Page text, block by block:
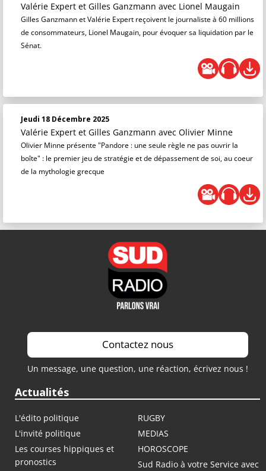
Valérie Expert et Gilles Ganzmann avec Lionel Maugain
Gilles Ganzmann et Valérie Expert reçoivent le journaliste à 60 millions
de consommateurs, Lionel Maugain, pour évoquer sa liquidation par le
Sénat.
Jeudi 18 Décembre 2025
Valérie Expert et Gilles Ganzmann avec Olivier Minne
Olivier Minne présente "Pandore : une seule règle ne pas ouvrir la
boîte" : le premier jeu de stratégie et de dépassement de soi, au coeur
de la mythologie grecque
Contactez nous
Un message, une question, une réaction, écrivez nous !
Actualités
L'édito politique
RUGBY
L'invité politique
MEDIAS
Les courses hippiques et
pronostics
HOROSCOPE
Sud Radio à votre Service avec